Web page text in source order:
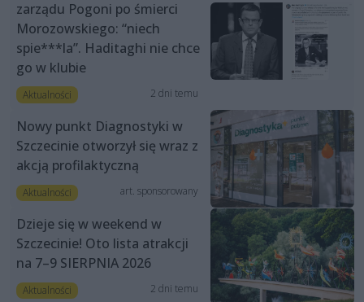
zarządu Pogoni po śmierci
Morozowskiego: “niech
spie***la”. Haditaghi nie chce
go w klubie
Aktualności 2 dni temu
Nowy punkt Diagnostyki w
Szczecinie otworzył się wraz z
akcją profilaktyczną
Aktualności art. sponsorowany
Dzieje się w weekend w
Szczecinie! Oto lista atrakcji
na 7–9 SIERPNIA 2026
Aktualności 2 dni temu